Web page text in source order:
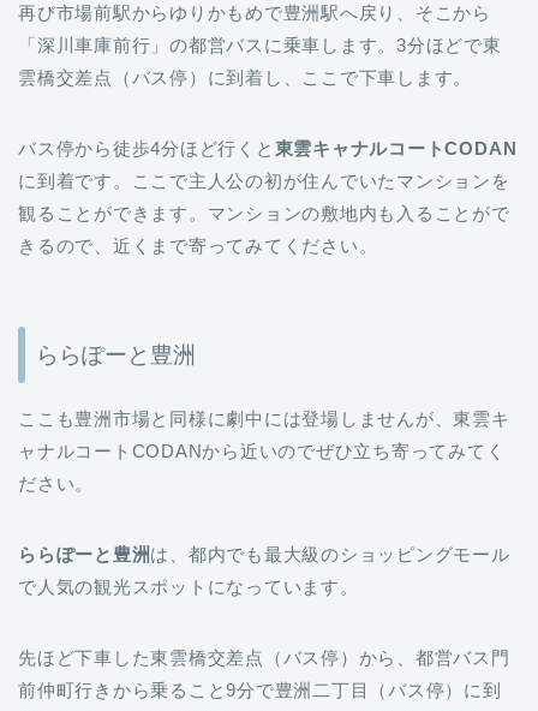
再び市場前駅からゆりかもめで豊洲駅へ戻り、そこから
「深川車庫前行」の都営バスに乗車します。3分ほどで東
雲橋交差点（バス停）に到着し、ここで下車します。
バス停から徒歩4分ほど行くと 東雲キャナルコートCODAN
に到着です。ここで主人公の初が住んでいたマンションを
観ることができます。マンションの敷地内も入ることがで
きるので、近くまで寄ってみてください。
ららぽーと豊洲
ここも豊洲市場と同様に劇中には登場しませんが、東雲キ
ャナルコートCODANから近いのでぜひ立ち寄ってみてく
ださい。
ららぽーと豊洲は、都内でも最大級のショッピングモール
で人気の観光スポットになっています。
先ほど下車した東雲橋交差点（バス停）から、都営バス門
前仲町行きから乗ること9分で豊洲二丁目（バス停）に到